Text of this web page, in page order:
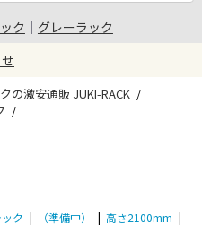
ク ｜ グレーラック
の激安通販 JUKI-RACK
ク | （準備中） | 高さ2100mm |